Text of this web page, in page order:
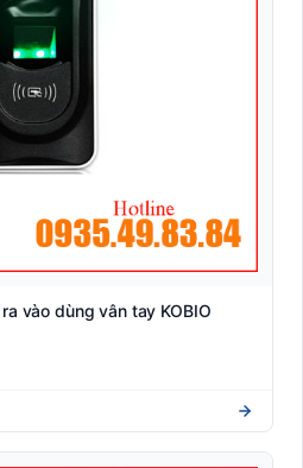
vào dùng vân tay KOBIO